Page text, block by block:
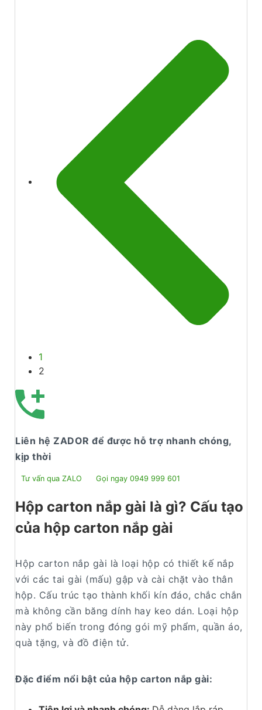
1
2
Liên hệ ZADOR để được hỗ trợ nhanh chóng,
kịp thời
Tư vấn qua ZALO Gọi ngay 0949 999 601
Hộp carton nắp gài là gì? Cấu tạo
của hộp carton nắp gài
Hộp carton nắp gài là loại hộp có thiết kế nắp
với các tai gài (mấu) gập và cài chặt vào thân
hộp. Cấu trúc tạo thành khối kín đáo, chắc chắn
mà không cần băng dính hay keo dán. Loại hộp
này phổ biến trong đóng gói mỹ phẩm, quần áo,
quà tặng, và đồ điện tử.
Đặc điểm nổi bật của hộp carton nắp gài: